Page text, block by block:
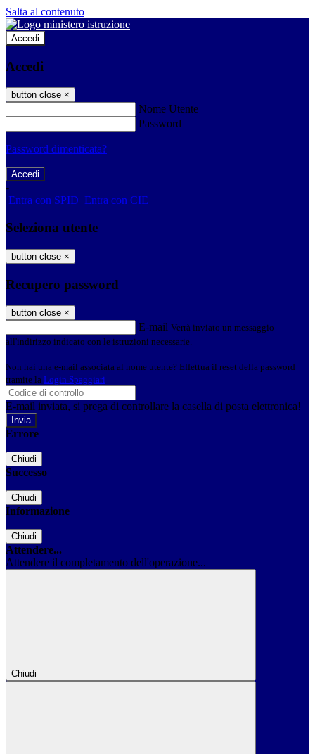
Salta al contenuto
Accedi
Accedi
button close ×
Nome Utente
Password
Password dimenticata?
-
Entra con SPID Entra con CIE
Seleziona utente
button close ×
Recupero password
button close ×
E-mail Verrà inviato un messaggio
all'indirizzo indicato con le istruzioni necessarie.
Non hai una e-mail associata al nome utente? Effettua il reset della password
tramite la Login Spaggiari
E-mail inviata, si prega di controllare la casella di posta elettronica!
Errore
Chiudi
Successo
Chiudi
Informazione
Chiudi
Attendere...
Attendere il completamento dell'operazione...
Chiudi